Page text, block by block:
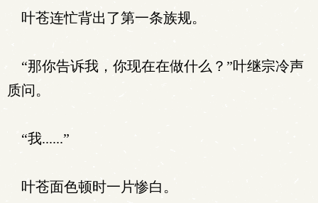
叶苍连忙背出了第一条族规。
“那你告诉我，你现在在做什么？”叶继宗冷声
质问。
“我......”
叶苍面色顿时一片惨白。